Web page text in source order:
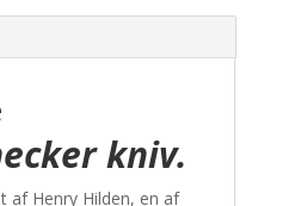
kniv.
af Henry Hilden, en af